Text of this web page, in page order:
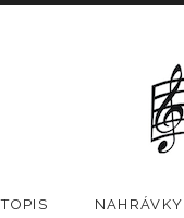
NAHRÁVKY